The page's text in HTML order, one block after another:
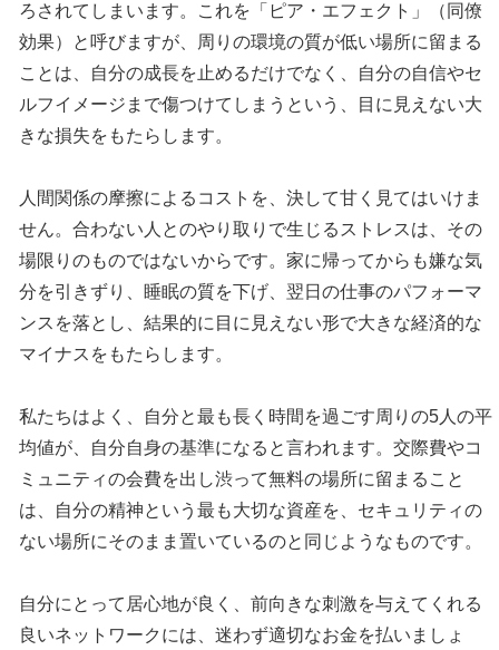
ろされてしまいます。これを「ピア・エフェクト」（同僚
効果）と呼びますが、周りの環境の質が低い場所に留まる
ことは、自分の成長を止めるだけでなく、自分の自信やセ
ルフイメージまで傷つけてしまうという、目に見えない大
きな損失をもたらします。
人間関係の摩擦によるコストを、決して甘く見てはいけま
せん。合わない人とのやり取りで生じるストレスは、その
場限りのものではないからです。家に帰ってからも嫌な気
分を引きずり、睡眠の質を下げ、翌日の仕事のパフォーマ
ンスを落とし、結果的に目に見えない形で大きな経済的な
マイナスをもたらします。
私たちはよく、自分と最も長く時間を過ごす周りの5人の平
均値が、自分自身の基準になると言われます。交際費やコ
ミュニティの会費を出し渋って無料の場所に留まること
は、自分の精神という最も大切な資産を、セキュリティの
ない場所にそのまま置いているのと同じようなものです。
自分にとって居心地が良く、前向きな刺激を与えてくれる
良いネットワークには、迷わず適切なお金を払いましょ